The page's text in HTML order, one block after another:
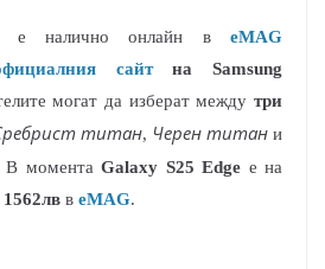
е налично онлайн в eMAG
сайтна Samsung
могат да изберат между три
титан, Черен титан и
В момента Galaxy S25 Edge е на
1562лв в eMAG.